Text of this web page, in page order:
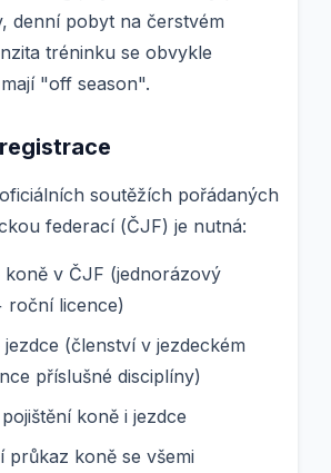
denní pobyt na čerstvém
tréninku se obvykle
"off season".
soutěžích pořádaných
federací (ČJF) je nutná:
koně v ČJF (jednorázový
roční licence)
jezdce (členství v jezdeckém
příslušné disciplíny)
koně i jezdce
průkaz koně se všemi